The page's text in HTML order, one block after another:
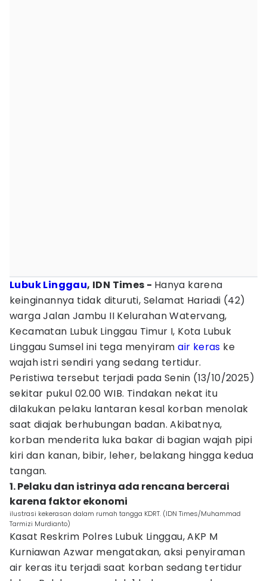
Lubuk Linggau, IDN Times - Hanya karena
keinginannya tidak dituruti, Selamat Hariadi (42)
warga Jalan Jambu II Kelurahan Watervang,
Kecamatan Lubuk Linggau Timur I, Kota Lubuk
Linggau Sumsel ini tega menyiramair keras ke
wajah istri sendiri yang sedang tertidur.
Peristiwa tersebut terjadi pada Senin (13/10/2025)
sekitar pukul 02.00 WIB. Tindakan nekat itu
dilakukan pelaku lantaran kesal korban menolak
saat diajak berhubungan badan. Akibatnya,
korban menderita luka bakar di bagian wajah pipi
kiri dan kanan, bibir, leher, belakang hingga kedua
tangan.
1. Pelaku dan istrinya ada rencana bercerai
karena faktor ekonomi
ilustrasi kekerasan dalam rumah tangga KDRT. (IDN Times/Muhammad
Tarmizi Murdianto)
Kasat Reskrim Polres Lubuk Linggau, AKP M
Kurniawan Azwar mengatakan, aksi penyiraman
air keras itu terjadi saat korban sedang tertidur